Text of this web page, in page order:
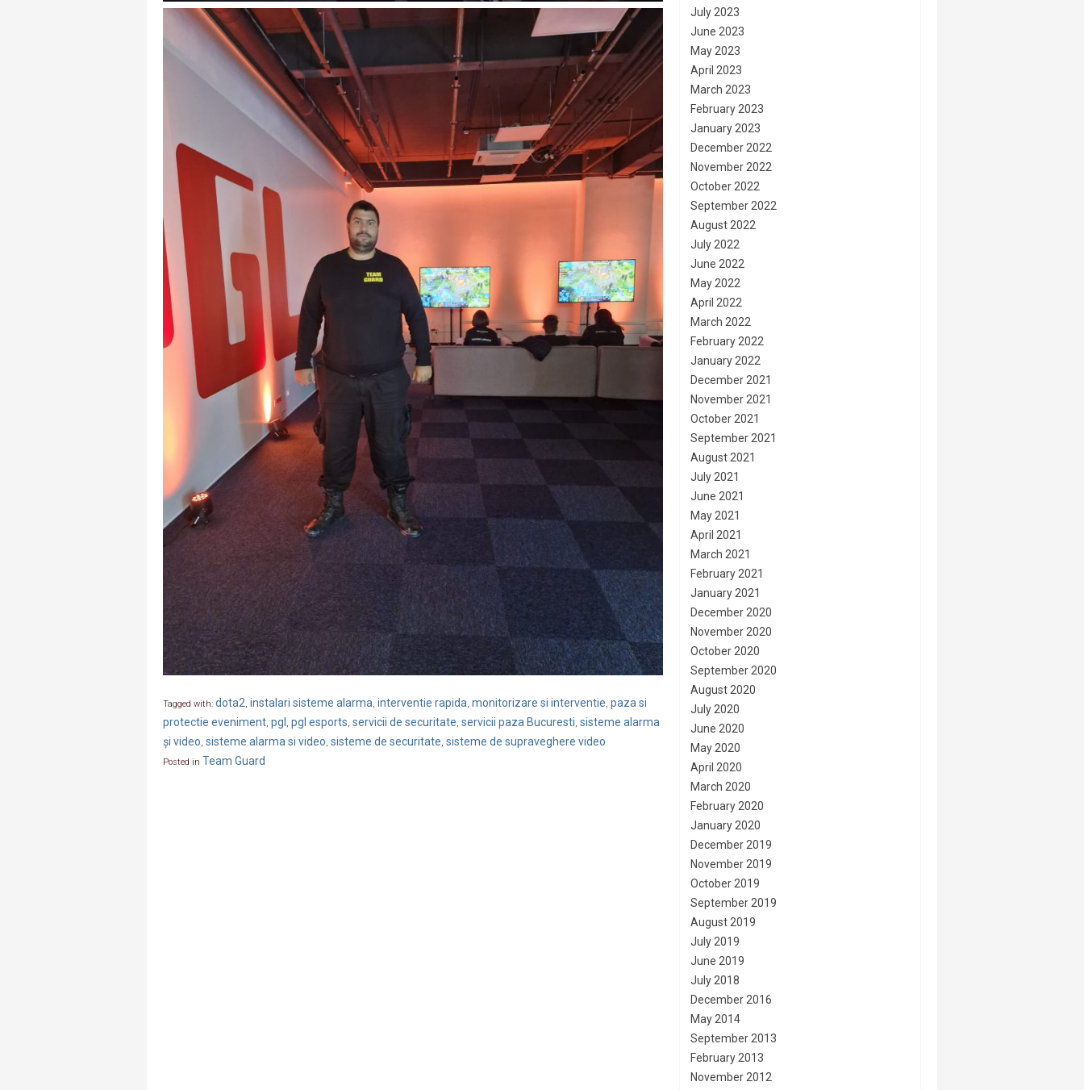
Tagged with: dota2, instalari sisteme alarma, interventie rapida, monitorizare si interventie, paza si
protectie eveniment, pgl , pgl esports, servicii de securitate, servicii paza Bucuresti, sisteme alarma
și video, sisteme alarma si video, sisteme de securitate, sisteme de supraveghere video
Posted in Team Guard
July 2023
June 2023
May 2023
April 2023
March 2023
February 2023
January 2023
December 2022
November 2022
October 2022
September 2022
August 2022
July 2022
June 2022
May 2022
April 2022
March 2022
February 2022
January 2022
December 2021
November 2021
October 2021
September 2021
August 2021
July 2021
June 2021
May 2021
April 2021
March 2021
February 2021
January 2021
December 2020
November 2020
October 2020
September 2020
August 2020
July 2020
June 2020
May 2020
April 2020
March 2020
February 2020
January 2020
December 2019
November 2019
October 2019
September 2019
August 2019
July 2019
June 2019
July 2018
December 2016
May 2014
September 2013
February 2013
November 2012